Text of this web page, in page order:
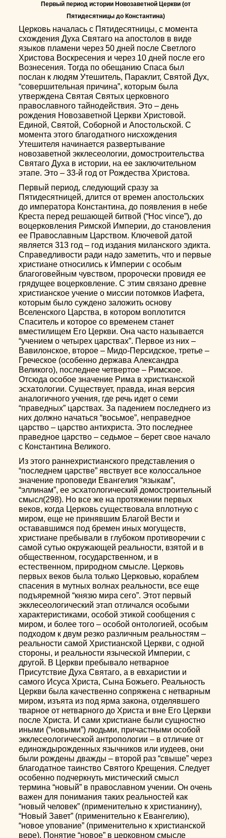
Первый период истории Новозаветной Церкви (от
Пятидесятницы до Константина)
Церковь началась с Пятидесятницы, с момента
схождения Духа Святаго на апостолов в виде
языков пламени через 50 дней после Светлого
Христова Воскресения и через 10 дней после его
Вознесения. Тогда по обещанию Спаса был
послан к людям Утешитель, Параклит, Святой Дух,
“совершительная причина”, которым была
утверждена Святая Святых церковного
православного тайнодействия. Это – день
рождения Новозаветной Церкви Христовой.
Единой, Святой, Соборной и Апостольской. С
момента этого благодатного нисхождения
Утешителя начинается развертывание
новозаветной экклесеологии, домостроительства
Святаго Духа в истории, на ее заключительном
этапе. Это – 33-й год от Рождества Христова.
Первый период, следующий сразу за
Пятидесятницей, длится от времен апостольских
до императора Константина, до появления в небе
Креста перед решающей битвой (“Hoc vince”), до
воцерковления Римской Империи, до становления
ее Православным Царством. Ключевой датой
является 313 год – год издания миланского эдикта.
Справедливости ради надо заметить, что и первые
христиане относились к Империи с особым
благоговейным чувством, пророчески провидя ее
грядущее воцерковление. С этим связано древне
христианское учение о миссии потомков Иафета,
которым было суждено заложить основу
Вселенского Царства, в котором воплотится
Спаситель и которое со временем станет
вместилищем Его Церкви. Она часто называется
“учением о четырех царствах”. Первое из них –
Вавилонское, второе – Мидо-Персидское, третье –
Греческое (особенно держава Александра
Великого), последнее четвертое – Римское.
Отсюда особое значение Рима в христианской
эсхатологии. Существует, правда, иная версия
аналогичного учения, где речь идет о семи
“праведных” царствах. За падением последнего из
них должно начаться “восьмое”, неправедное
царство – царство антихриста. Это последнее
праведное царство – седьмое – берет свое начало
с Константина Великого.
Из этого раннехристианского представления о
“последнем царстве” явствует все колоссальное
значение проповеди Евангелия “языкам”,
“эллинам”, ее эсхатологический домостроительный
смысл(298). Но все же на протяжении первых
веков, когда Церковь существовала вплотную с
миром, еще не принявшим Благой Вести и
остававшимся под бремен иных могуществ,
христиане пребывали в глубоком противоречии с
самой сутью окружающей реальности, взятой и в
общественном, государственном, и в
естественном, природном смысле. Церковь
первых веков была только Церковью, кораблем
спасения в мутных волнах реальности, все еще
подъяремной “князю мира сего”. Этот первый
экклесеологический этап отличался особыми
характеристиками, особой этикой сообщения с
миром, и более того – особой онтологией, особым
подходом к двум резко различным реальностям –
реальности самой Христианской Церкви, с одной
стороны, и реальности языческой Империи, с
другой. В Церкви пребывало нетварное
Присутствие Духа Святаго, а в евхаристии и
самого Исуса Христа, Сына Божьего. Реальность
Церкви была качественно сопряжена с нетварным
миром, изъята из под ярма закона, отделявшего
тварное от нетварного до Христа и вне Его Церкви
после Христа. И сами христиане были сущностно
иными (“новыми”) людьми, причастными особой
экклесеологической антропологии – в отличие от
единождырожденных язычников или иудеев, они
были рождены дважды – второй раз “свыше” через
благодатное таинство Святого Крещения. Следует
особенно подчеркнуть мистический смысл
термина “новый” в православном учении. Он очень
важен для понимания таких реальностей как
“новый человек” (применительно к христианину),
“Новый Завет” (применительно к Евангелию),
“новое упование” (применительно к христианской
вере). Понятие “новое” в церковном смысле